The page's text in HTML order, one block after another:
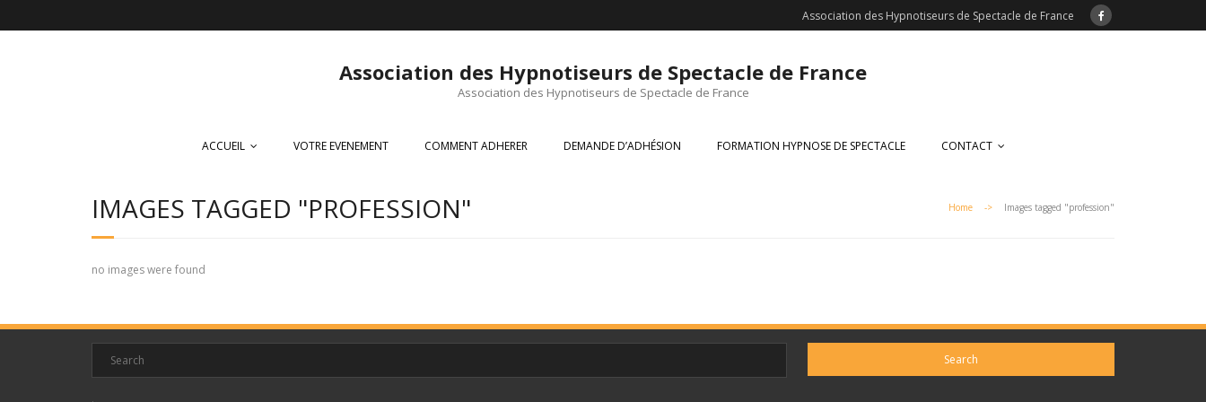
Association des Hypnotiseurs de Spectacle de France
Association des Hypnotiseurs de Spectacle de France
Association des Hypnotiseurs de Spectacle de France
ACCUEIL VOTRE EVENEMENT COMMENT ADHERER DEMANDE D’ADHÉSION FORMATION HYPNOSE DE SPECTACLE CONTACT
IMAGES TAGGED "PROFESSION" Home -> Images tagged "profession"
no images were found